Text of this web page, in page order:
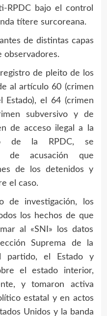
RPDC bajo el control
títere surcoreana.
de distintas capas
observadores.
de pleito de los
al artículo 60 (crimen
Estado), el 64 (crimen
subversivo y de
de acceso ilegal a la
de la RPDC, se
de acusación que
de los detenidos y
el caso.
investigación, los
los hechos de que
al «SNI» los datos
Suprema de la
partido, el Estado y
el estado interior,
y tomaron activa
estatal y en actos
Unidos y la banda